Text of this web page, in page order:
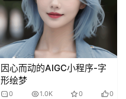
因心而动的AIGC小程序-字
形绘梦
0 1.0K 0 0